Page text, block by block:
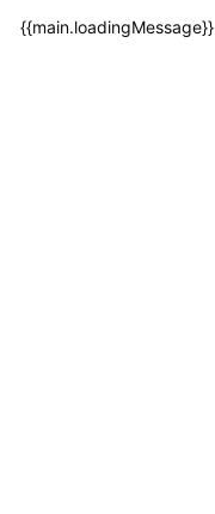
{{main.loadingMessage}}